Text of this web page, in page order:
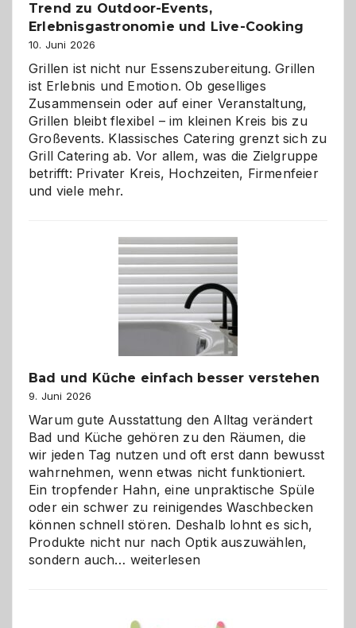
Trend zu Outdoor-Events,
Erlebnisgastronomie und Live-Cooking
10. Juni 2026
Grillen ist nicht nur Essenszubereitung. Grillen
ist Erlebnis und Emotion. Ob geselliges
Zusammensein oder auf einer Veranstaltung,
Grillen bleibt flexibel – im kleinen Kreis bis zu
Großevents. Klassisches Catering grenzt sich zu
Grill Catering ab. Vor allem, was die Zielgruppe
betrifft: Privater Kreis, Hochzeiten, Firmenfeier
und viele mehr.
Bad und Küche einfach besser verstehen
9. Juni 2026
Warum gute Ausstattung den Alltag verändert
Bad und Küche gehören zu den Räumen, die
wir jeden Tag nutzen und oft erst dann bewusst
wahrnehmen, wenn etwas nicht funktioniert.
Ein tropfender Hahn, eine unpraktische Spüle
oder ein schwer zu reinigendes Waschbecken
können schnell stören. Deshalb lohnt es sich,
Produkte nicht nur nach Optik auszuwählen,
sondern auch… Bad
weiterlesen